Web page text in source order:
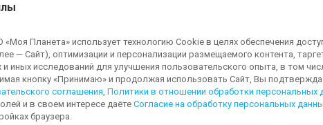
на сайте, защищены в соответствии с российским и международным
любых аудио-, фото- и видеоматериалов, размещенных на сайте,
на сайтmoya-planeta.ru. Адрес для направления юридически значимых
данныхОбработка персональных данныхСогласие на обработку
Планета» использует технологию Cookie в целях обеспечения
— Сайт), оптимизации и персонализации размещаемого контента,
и иных исследований для улучшения пользовательского опыта, в том
кнопку «Принимаю» и продолжая использовать Сайт, Вы
соглашения, Политики в отношении обработки персональных
и в своем интересе даётеСогласие на обработку персональных
браузера.